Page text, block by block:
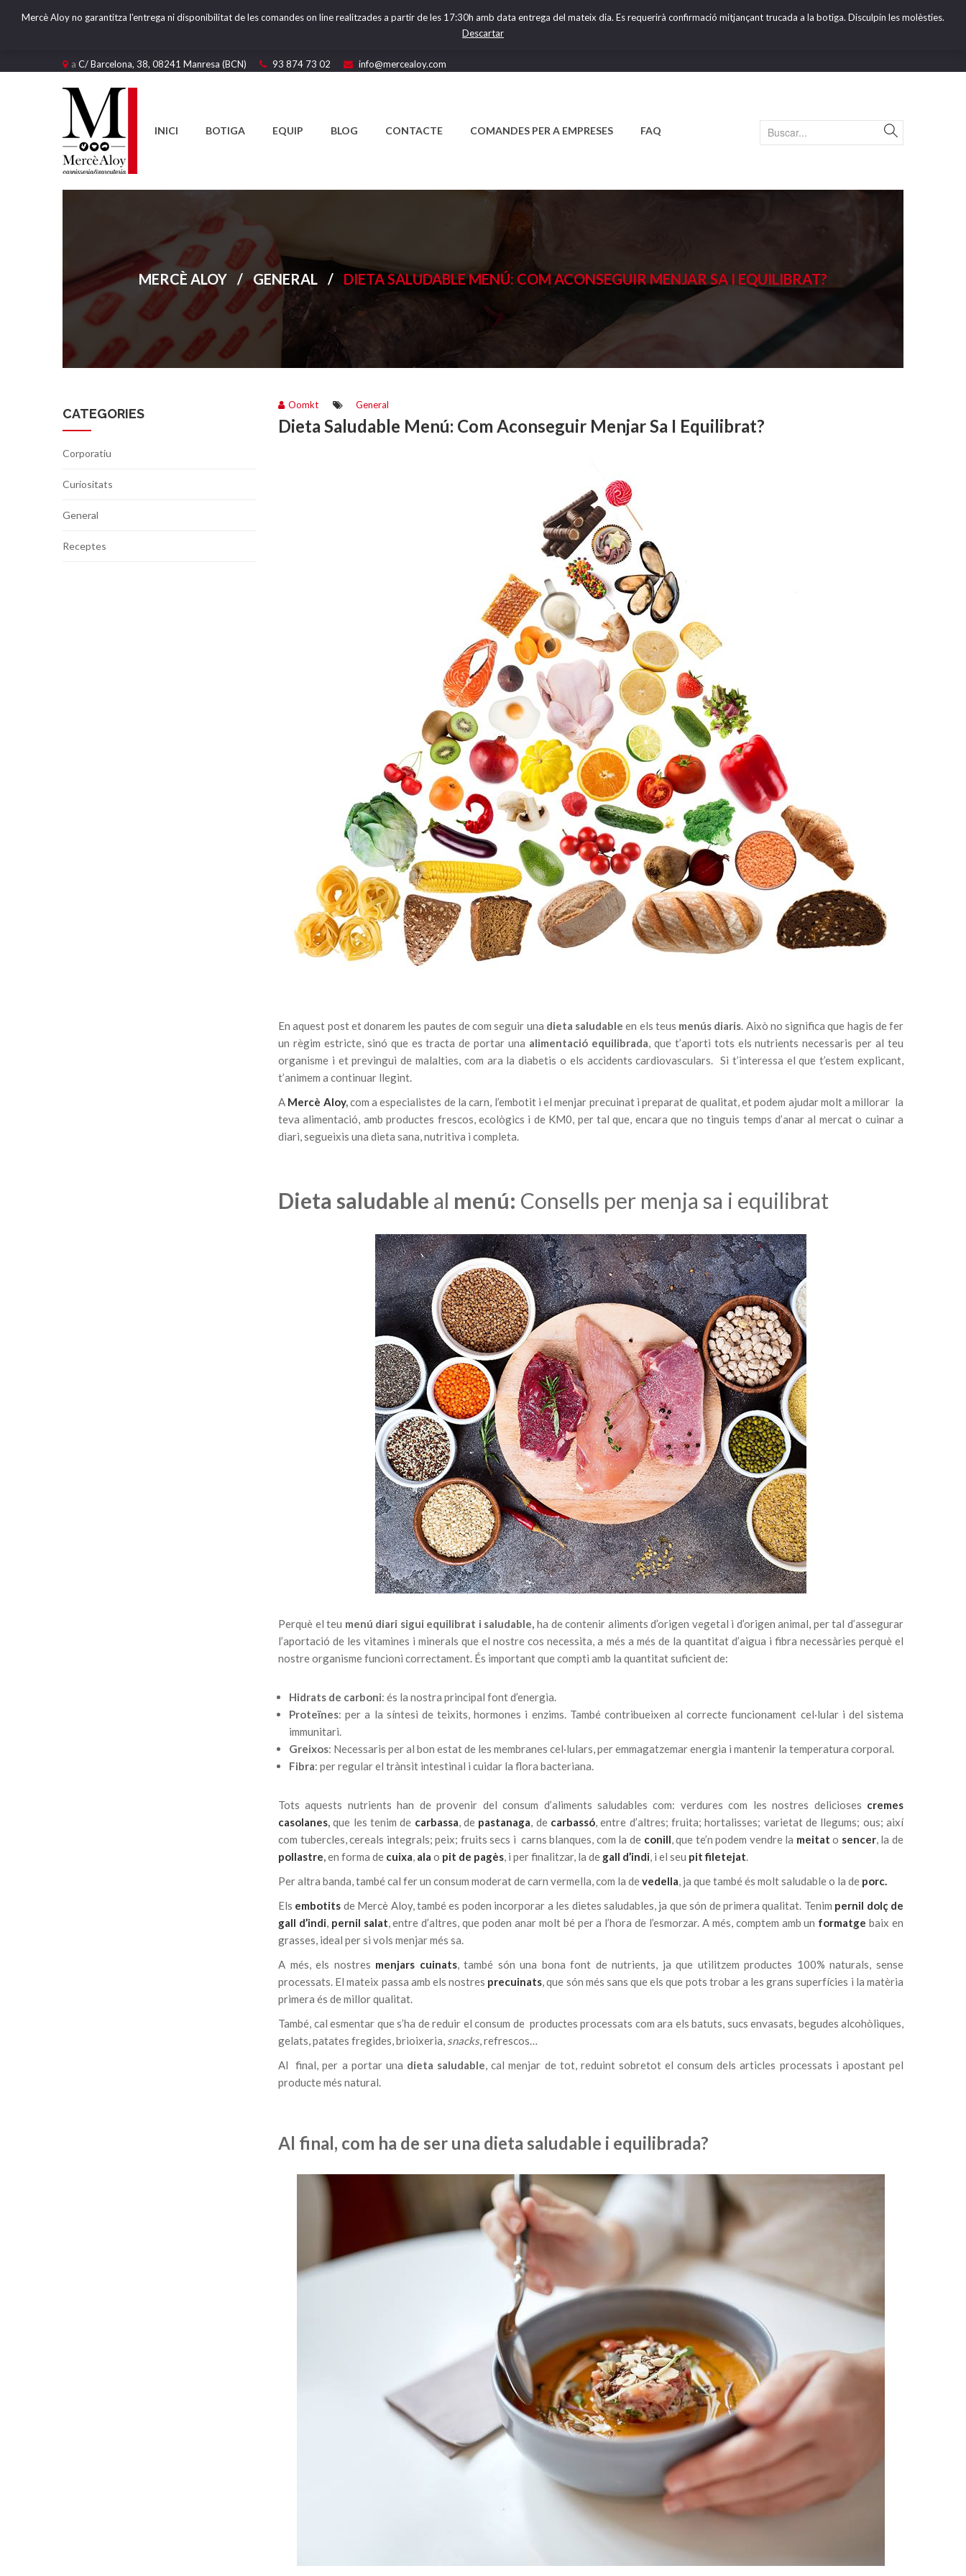
Mercè Aloy no garantitza l'entrega ni disponibilitat de les comandes on line realitzades a partir de les 17:30h amb data entrega del mateix dia. Es requerirà confirmació mitjançant trucada a la botiga. Disculpin les molèsties.
Descartar
a C/ Barcelona, 38, 08241 Manresa (BCN) 93 874 73 02 info@mercealoy.com
INICI BOTIGA EQUIP BLOG CONTACTE COMANDES PER A EMPRESES FAQ
MERCÈ ALOY / GENERAL / DIETA SALUDABLE MENÚ: COM ACONSEGUIR MENJAR SA I EQUILIBRAT?
CATEGORIES
Corporatiu
Curiositats
General
Receptes
General
Oomkt
Dieta Saludable Menú: Com Aconseguir Menjar Sa I Equilibrat?
En aquest post et donarem les pautes de com seguir una dieta saludable en els teus menús diaris. Això no significa que hagis de fer
un règim estricte, sinó que es tracta de portar una alimentació equilibrada, que t’aporti tots els nutrients necessaris per al teu
organisme i et previngui de malalties, com ara la diabetis o els accidents cardiovasculars. Si t’interessa el que t’estem explicant,
t’animem a continuar llegint.
A Mercè Aloy,com a especialistes de la carn, l’embotit i el menjar precuinat i preparat de qualitat, et podem ajudar molt a millorar la
teva alimentació, amb productes frescos, ecològics i de KM0, per tal que, encara que no tinguis temps d’anar al mercat o cuinar a
diari, segueixis una dieta sana, nutritiva i completa.
Dieta saludable al menú: Consells per menja sa i equilibrat
Perquè el teu menú diari sigui equilibrat i saludable, ha de contenir aliments d’origen vegetal i d’origen animal, per tal d’assegurar
l’aportació de les vitamines i minerals que el nostre cos necessita, a més a més de la quantitat d’aigua i fibra necessàries perquè el
nostre organisme funcioni correctament. És important que compti amb la quantitat suficient de:
Hidrats de carboni: és la nostra principal font d’energia.
Proteïnes: per a la síntesi de teixits, hormones i enzims. També contribueixen al correcte funcionament cel·lular i del sistema
immunitari.
Greixos: Necessaris per al bon estat de les membranes cel·lulars, per emmagatzemar energia i mantenir la temperatura corporal.
Fibra: per regular el trànsit intestinal i cuidar la flora bacteriana.
Tots aquests nutrients han de provenir del consum d’aliments saludables com: verdures com les nostres delicioses cremes
casolanes,que les tenim de carbassa, de pastanaga, de carbassó, entre d’altres; fruita; hortalisses; varietat de llegums; ous; així
com tubercles, cereals integrals; peix; fruits secs i carns blanques, com la de conill, que te’n podem vendre la meitat o sencer, la de
pollastre,en forma de cuixa, ala o pit de pagès, i per finalitzar, la de gall d’indi, i el seu pit filetejat.
Per altra banda, també cal fer un consum moderat de carn vermella, com la devedella, ja que també és molt saludable o la de porc.
Els embotits de Mercè Aloy, també es poden incorporar a les dietes saludables, ja que són de primera qualitat. Tenim pernil dolç de
gall d’indi, pernil salat, entre d’altres, que poden anar molt bé per a l’hora de l’esmorzar. A més, comptem amb un formatge baix en
grasses, ideal per si vols menjar més sa.
A més, els nostres menjars cuinats, també són una bona font de nutrients, ja que utilitzem productes 100% naturals, sense
processats. El mateix passa amb els nostres precuinats, que són més sans que els que pots trobar a les grans superfícies i la matèria
primera és de millor qualitat.
També, cal esmentar que s’ha de reduir el consum de productes processats com ara els batuts, sucs envasats, begudes alcohòliques,
gelats, patates fregides, brioixeria, snacks, refrescos…
Al final, per a portar una dieta saludable, cal menjar de tot, reduint sobretot el consum dels articles processats i apostant pel
producte més natural.
Al final, com ha de ser una dieta saludable i equilibrada?